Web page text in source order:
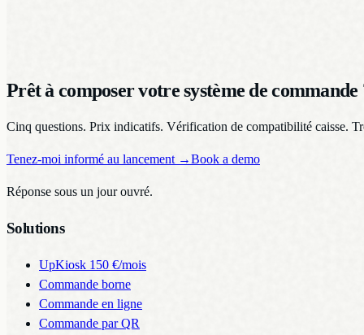
Prêt à composer votre système de commande
Cinq questions. Prix indicatifs. Vérification de compatibilité caisse.
Tenez-moi informé au lancement →Book a demo
Réponse sous un jour ouvré.
Solutions
UpKiosk 150 €/mois
Commande borne
Commande en ligne
Commande par QR